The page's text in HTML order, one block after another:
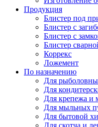
Продукция
Блистер под
Блистер с
Блистер с
Блистер
Коррекс
Ложемент
По назначению
Для
Для
Для крепежа и
Для мыльных
Для бытовой
Для скотча и